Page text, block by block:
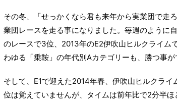
その冬、「せっかくなら君も来年から実業団で走
業団レースを走る事になりました。毎週のように
のレースで3位、2013年のE2伊吹山ヒルクライム
わゆる「乗鞍」の年代別Aカテゴリーも、勝つ事が
そして、E1で迎えた2014年春、伊吹山ヒルクラ
位は覚えていませんが、タイムは前年比で2分半ほ